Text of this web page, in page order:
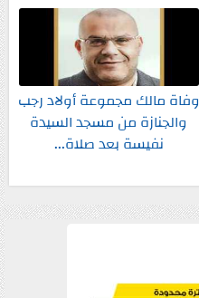
وفاة مالك مجموعة أولاد رجب
والجنازة من مسجد السيدة
نفيسة بعد صلاة...